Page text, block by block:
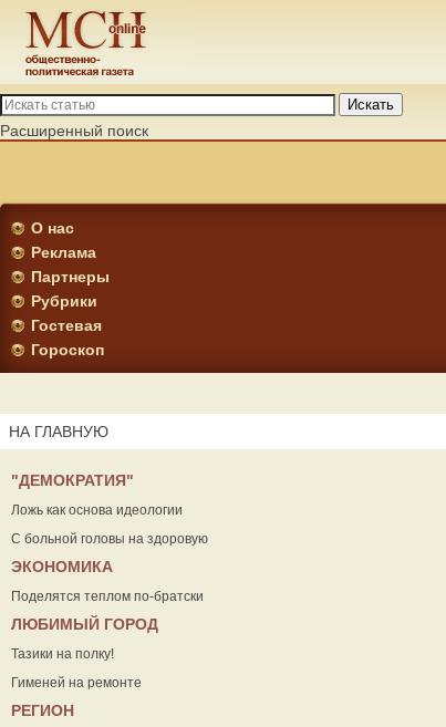
Искать
Расширенный поиск
О нас
Реклама
Партнеры
Рубрики
Гостевая
Гороскоп
НА ГЛАВНУЮ
"ДЕМОКРАТИЯ"
Ложь как основа идеологии
С больной головы на здоровую
ЭКОНОМИКА
Поделятся теплом по-братски
ЛЮБИМЫЙ ГОРОД
Тазики на полку!
Гименей на ремонте
РЕГИОН